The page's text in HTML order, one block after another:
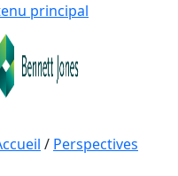
principal
/ Perspectives